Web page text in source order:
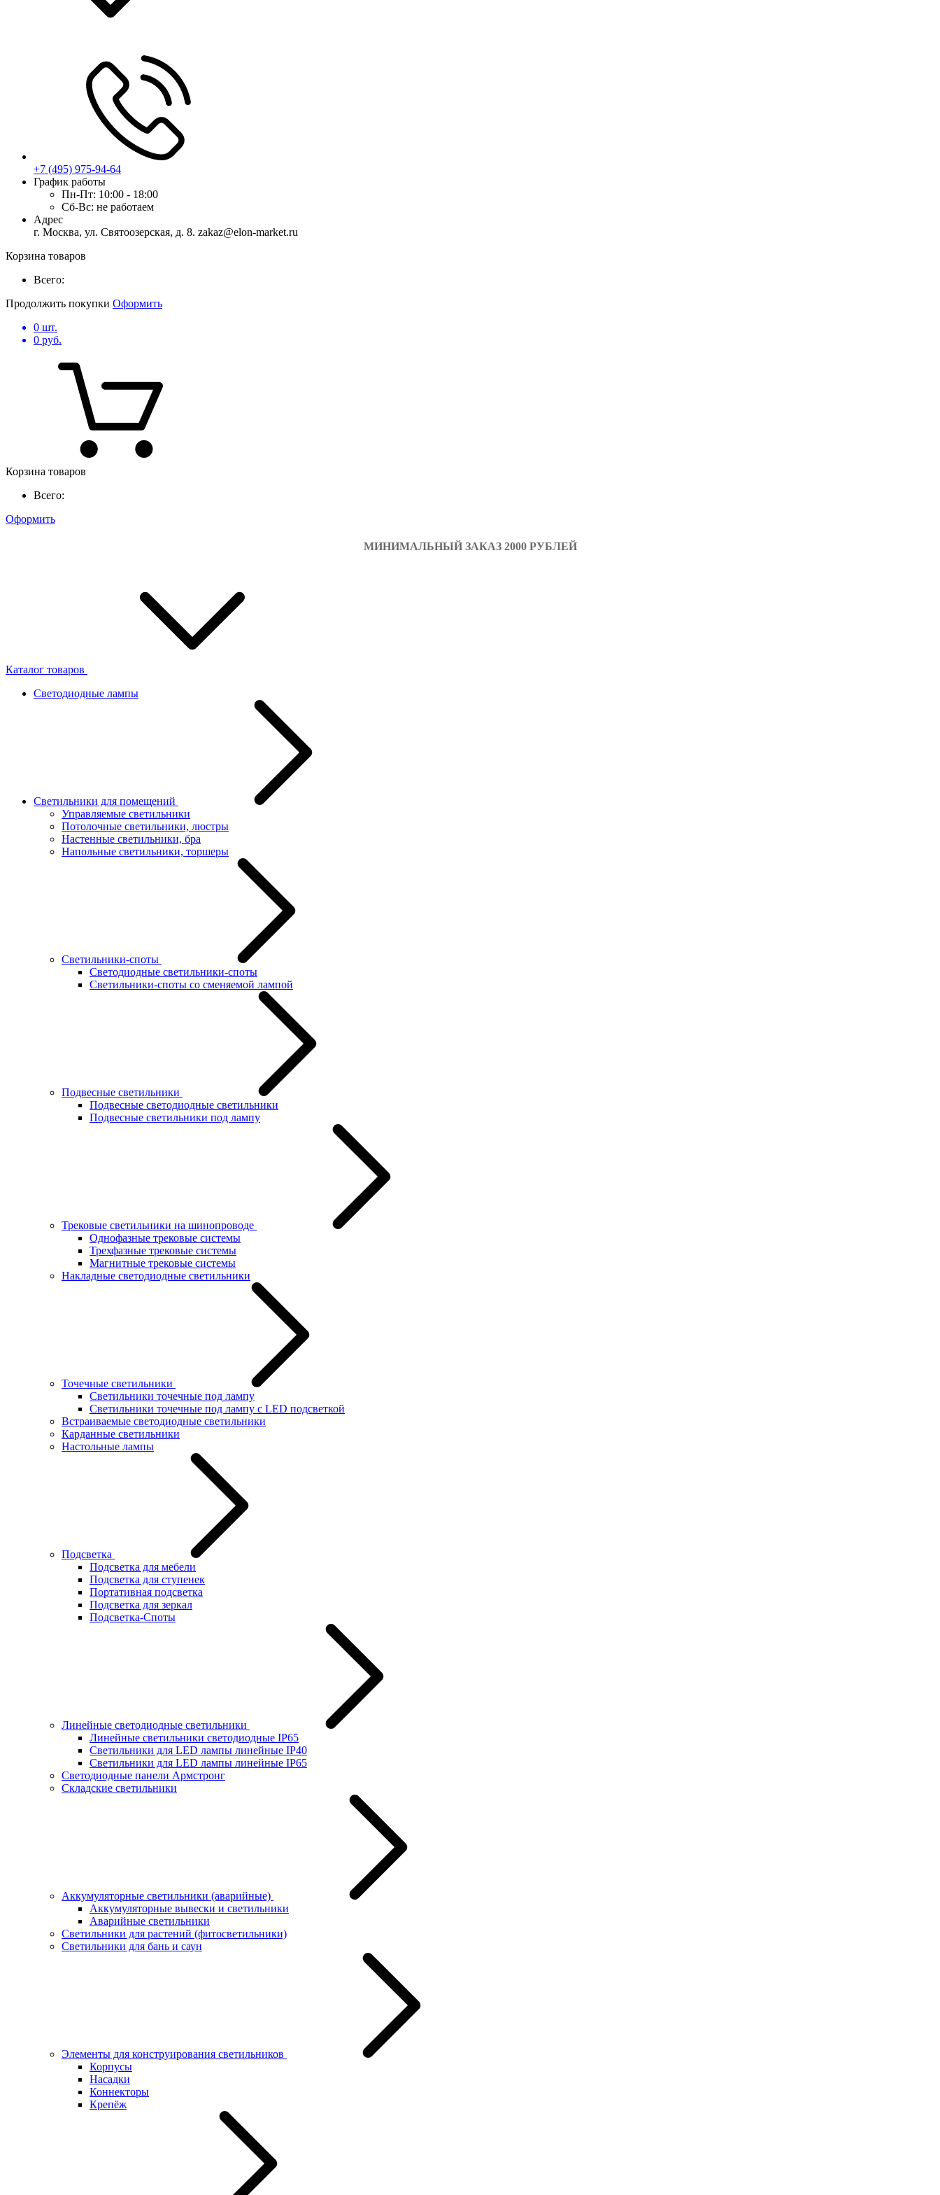
+7 (495) 975-94-64
График работы
Пн-Пт: 10:00 - 18:00
Сб-Вс: не работаем
Адрес
г. Москва, ул. Святоозерская, д. 8. zakaz@elon-market.ru
Корзина товаров
Всего:
Продолжить покупки Оформить
0 шт.
0 руб.
Корзина товаров
Всего:
Оформить
МИНИМАЛЬНЫЙ ЗАКАЗ 2000 РУБЛЕЙ
Каталог товаров
Светодиодные лампы
Светильники для помещений
Управляемые светильники
Потолочные светильники, люстры
Настенные светильники, бра
Напольные светильники, торшеры
Светильники-споты
Светодиодные светильники-споты
Светильники-споты со сменяемой лампой
Подвесные светильники
Подвесные светодиодные светильники
Подвесные светильники под лампу
Трековые светильники на шинопроводе
Однофазные трековые системы
Трехфазные трековые системы
Магнитные трековые системы
Накладные светодиодные светильники
Точечные светильники
Светильники точечные под лампу
Светильники точечные под лампу с LED подсветкой
Встраиваемые светодиодные светильники
Карданные светильники
Настольные лампы
Подсветка
Подсветка для мебели
Подсветка для ступенек
Портативная подсветка
Подсветка для зеркал
Подсветка-Споты
Линейные светодиодные светильники
Линейные светильники светодиодные IP65
Светильники для LED лампы линейные IP40
Светильники для LED лампы линейные IP65
Светодиодные панели Армстронг
Складские светильники
Аккумуляторные светильники (аварийные)
Аккумуляторные вывески и светильники
Аварийные светильники
Светильники для растений (фитосветильники)
Светильники для бань и саун
Элементы для конструирования светильников
Корпусы
Насадки
Коннекторы
Крепёж